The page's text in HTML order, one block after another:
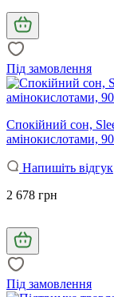
Під замовлення
Спокійний сон,
амінокислотами,
Напишіть відгук
2 678 грн
Під замовлення